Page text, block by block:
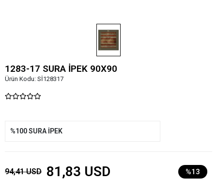
1283-17 SURA İPEK 90X90
Ürün Kodu: Sİ128317
%100 SURA İPEK
94,41 USD 81,83 USD %13